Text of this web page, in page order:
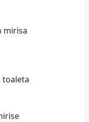
mirisa
toaleta